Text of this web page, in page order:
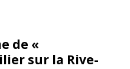
de «
sur la Rive-